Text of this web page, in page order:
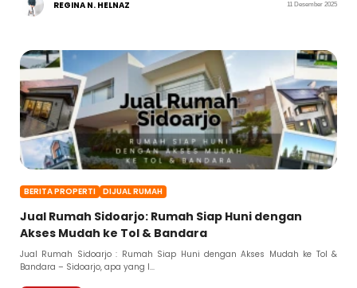
REGINA N. HELNAZ 11 Desember 2025
BERITA PROPERTI DIJUAL RUMAH
Jual Rumah Sidoarjo: Rumah Siap Huni dengan
Akses Mudah ke Tol & Bandara
Jual Rumah Sidoarjo : Rumah Siap Huni dengan Akses Mudah ke Tol &
Bandara – Sidoarjo, apa yang l...